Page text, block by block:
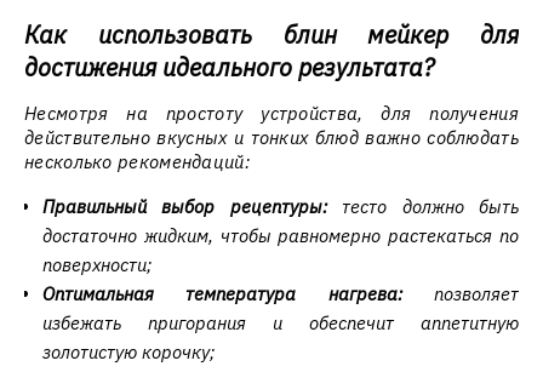
Как использовать блин мейкер для
достижения идеального результата?
Несмотря на простоту устройства, для получения
действительно вкусных и тонких блюд важно соблюдать
несколько рекомендаций:
Правильный выбор рецептуры:тесто должно быть
достаточно жидким, чтобы равномерно растекаться по
поверхности;
Оптимальная температура нагрева:позволяет
избежать пригорания и обеспечит аппетитную
золотистую корочку;